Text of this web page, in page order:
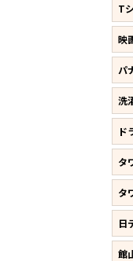
T
映
パ
洗
ド
タ
タ
日
館